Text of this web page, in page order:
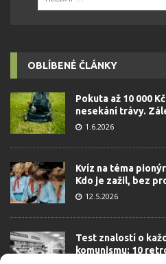
OBLÍBENÉ ČLÁNKY
Pokuta až 10 000
nesekání trávy.
1.6.2026
Kvíz na téma
Kdo je zažil, bez
12.5.2026
Test znalostí o
komunismu: 10